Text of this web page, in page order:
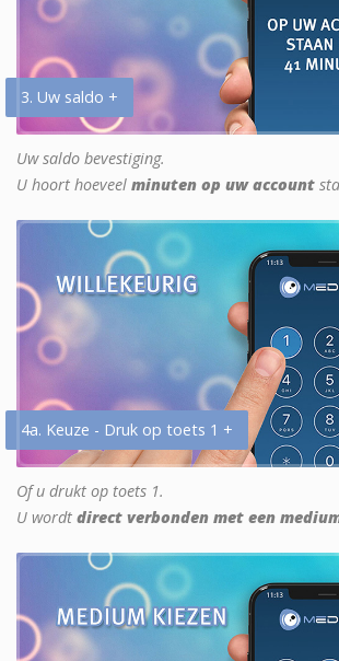
3. Uw saldo +
Uw saldo bevestiging.
U hoort hoeveel minuten op uw account
4a. Keuze - Druk op toets 1 +
Of u drukt op toets 1.
U wordt direct verbonden met een